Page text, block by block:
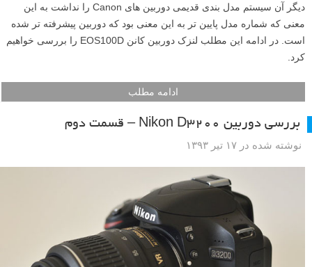
دیگر آن سیستم مدل بندی قدیمی دوربین های Canon را نداشت به این
معنی که شماره مدل پایین تر به این معنی بود که دوربین پیشرفته تر شده
است. در ادامه این مطلب لنزک دوربین کانن EOS100D را بررسی خواهیم
کرد.
ادامه مطلب
بررسی دوربین Nikon D3200 – قسمت دوم
نوشته شده در ۱۷ تیر ۱۳۹۳